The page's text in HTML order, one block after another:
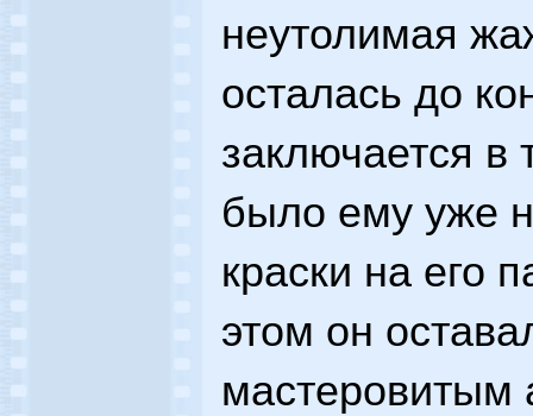
неутолимая
осталась до
заключается в
было ему уже
краски на его
этом он
мастеровитым